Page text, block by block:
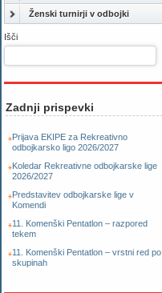
Ženski turnirji v odbojki
Išči
Zadnji prispevki
Prijava EKIPE za Rekreativno
odbojkarsko ligo 2026/2027
Koledar Rekreativne odbojkarske lige
2026/2027
Predstavitev odbojkarske lige v
Komendi
11. Komenški Pentatlon – razpored
tekem
11. Komenški Pentatlon – vrstni red po
skupinah